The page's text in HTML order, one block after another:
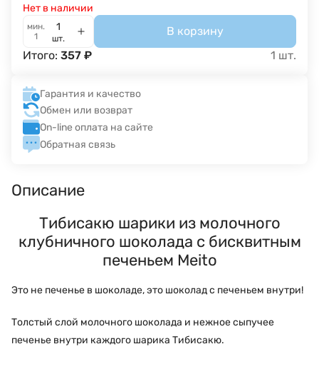
Нет в наличии
мин.
1
шт.
В корзину
Итого: 357 ₽ 1 шт.
Гарантия и качество
Обмен или возврат
On-line оплата на сайте
Обратная связь
Описание
Тибисакю шарики из молочного
клубничного шоколада с бисквитным
печеньем Meito
Это не печенье в шоколаде, это шоколад с печеньем внутри!
Толстый слой молочного шоколада и нежное сыпучее
печенье внутри каждого шарика Тибисакю.